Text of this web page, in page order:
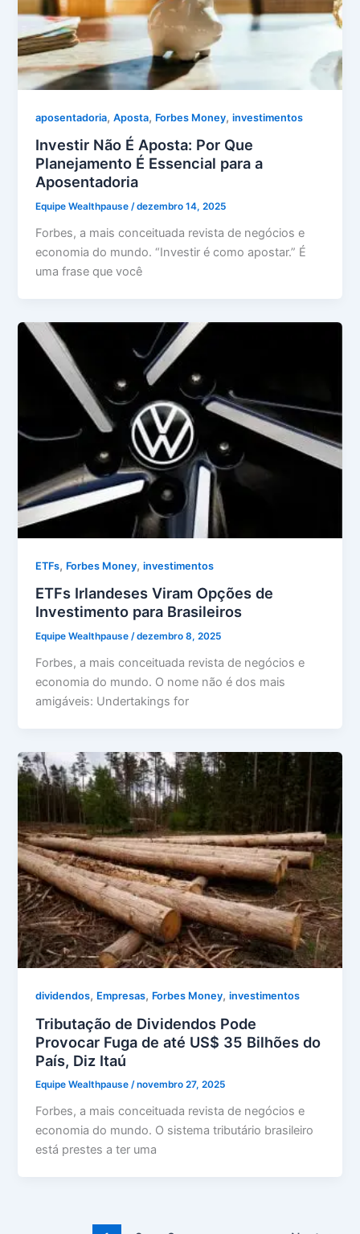
aposentadoria,Aposta, Forbes Money,investimentos
Investir Não É Aposta: Por Que
Planejamento É Essencial para a
Aposentadoria
Equipe Wealthpause/dezembro 14, 2025
Forbes, a mais conceituada revista de negócios e
economia do mundo. “Investir é como apostar.” É
uma frase que você
ETFs, Forbes Money,investimentos
ETFs Irlandeses Viram Opções de
Investimento para Brasileiros
Equipe Wealthpause/dezembro 8, 2025
Forbes, a mais conceituada revista de negócios e
economia do mundo. O nome não é dos mais
amigáveis: Undertakings for
dividendos, Empresas, Forbes Money,investimentos
Tributação de Dividendos Pode
Provocar Fuga de até US$ 35 Bilhões do
País, Diz Itaú
Equipe Wealthpause/novembro 27, 2025
Forbes, a mais conceituada revista de negócios e
economia do mundo. O sistema tributário brasileiro
está prestes a ter uma